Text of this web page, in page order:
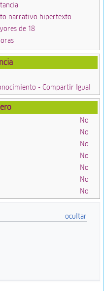
narrativo hipertexto
de 18
- Compartir Igual
No
No
No
No
No
No
No